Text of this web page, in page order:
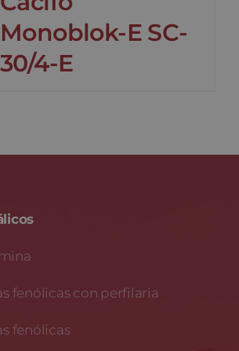
Monoblok-E SC-
30/4-E
fenólicas con perfilaria
fenólicas